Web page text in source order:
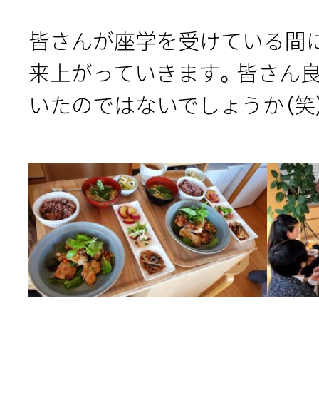
皆さんが座学を受けている間
来上がっていきます。皆さん
いたのではないでしょうか（笑